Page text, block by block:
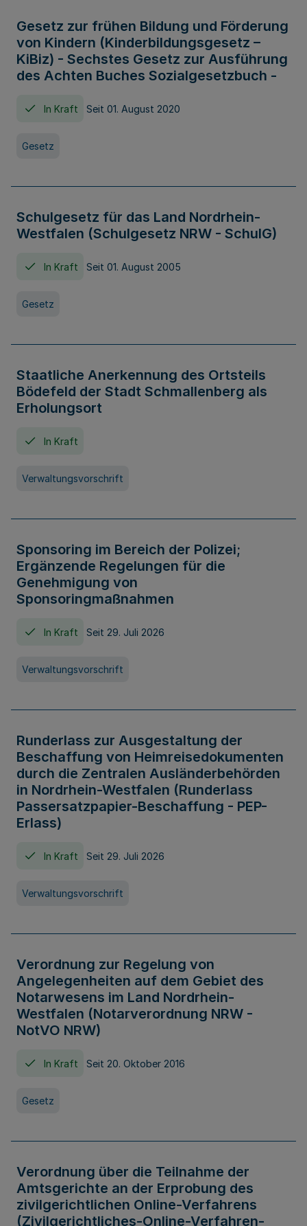
Gesetz zur frühen Bildung und Förderung
von Kindern (Kinderbildungsgesetz –
KiBiz) - Sechstes Gesetz zur Ausführung
des Achten Buches Sozialgesetzbuch -
In Kraft Seit 01. August 2020
Gesetz
Schulgesetz für das Land Nordrhein-
Westfalen (Schulgesetz NRW - SchulG)
In Kraft Seit 01. August 2005
Gesetz
Staatliche Anerkennung des Ortsteils
Bödefeld der Stadt Schmallenberg als
Erholungsort
In Kraft
Verwaltungsvorschrift
Sponsoring im Bereich der Polizei;
Ergänzende Regelungen für die
Genehmigung von
Sponsoringmaßnahmen
In Kraft Seit 29. Juli 2026
Verwaltungsvorschrift
Runderlass zur Ausgestaltung der
Beschaffung von Heimreisedokumenten
durch die Zentralen Ausländerbehörden
in Nordrhein-Westfalen (Runderlass
Passersatzpapier-Beschaffung - PEP-
Erlass)
In Kraft Seit 29. Juli 2026
Verwaltungsvorschrift
Verordnung zur Regelung von
Angelegenheiten auf dem Gebiet des
Notarwesens im Land Nordrhein-
Westfalen (Notarverordnung NRW -
NotVO NRW)
In Kraft Seit 20. Oktober 2016
Gesetz
Verordnung über die Teilnahme der
Amtsgerichte an der Erprobung des
zivilgerichtlichen Online-Verfahrens
(Zivilgerichtliches-Online-Verfahren-